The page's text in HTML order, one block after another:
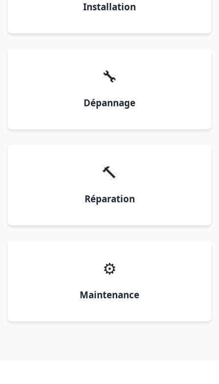
Installation
🔧
Dépannage
🔨
Réparation
⚙️
Maintenance